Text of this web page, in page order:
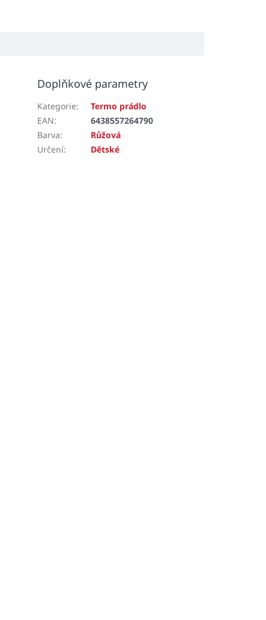
Doplňkové parametry
Kategorie:
Termo prádlo
EAN:
6438557264790
Barva:
Růžová
Určení: Dětské